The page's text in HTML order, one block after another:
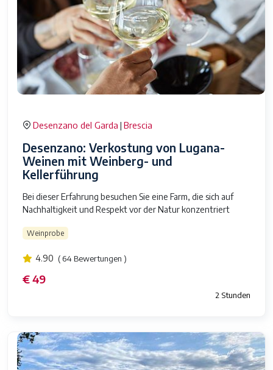
Desenzano del Garda | Brescia
Desenzano: Verkostung von Lugana-
Weinen mit Weinberg- und
Kellerführung
Bei dieser Erfahrung besuchen Sie eine Farm, die sich auf
Nachhaltigkeit und Respekt vor der Natur konzentriert
Weinprobe
4.90 ( 64 Bewertungen )
€ 49
2 Stunden